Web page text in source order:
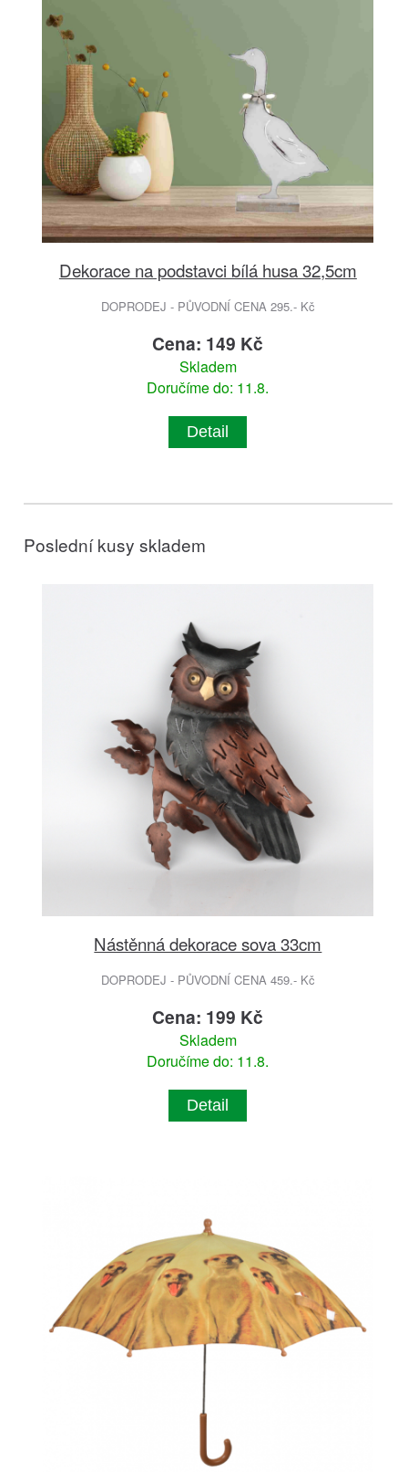
Dekorace na podstavci bílá husa 32,5cm
DOPRODEJ - PŮVODNÍ CENA 295.- Kč
Cena: 149 Kč
Skladem
Doručíme do: 11.8.
Detail
Poslední kusy skladem
Nástěnná dekorace sova 33cm
DOPRODEJ - PŮVODNÍ CENA 459.- Kč
Cena: 199 Kč
Skladem
Doručíme do: 11.8.
Detail